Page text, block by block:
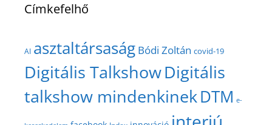
Címkefelhő
AI asztaltársaság Bódi Zoltán covid-19
Digitális TalkshowDigitális
talkshow mindenkinekDTM e-